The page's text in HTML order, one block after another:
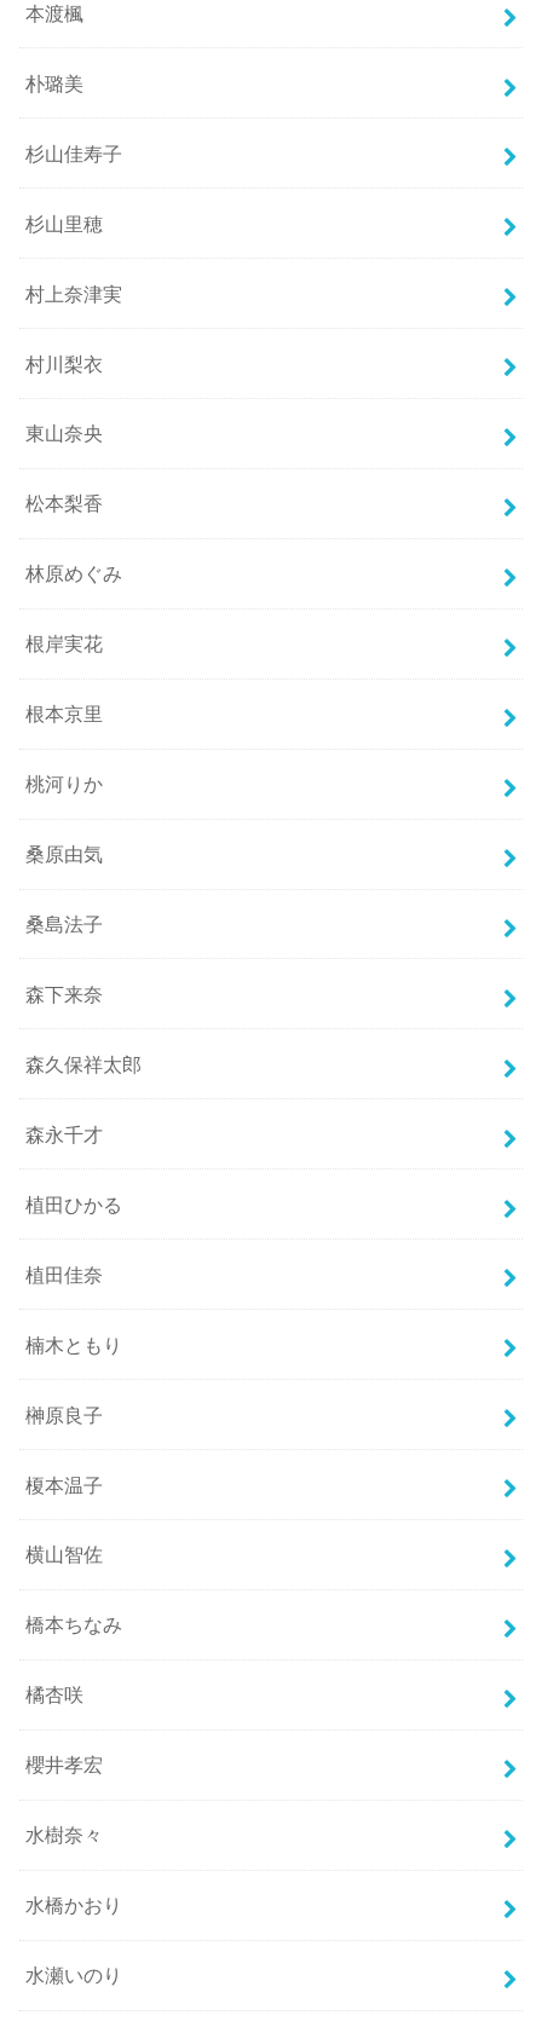
本渡楓
朴璐美
杉山佳寿子
杉山里穂
村上奈津実
村川梨衣
東山奈央
松本梨香
林原めぐみ
根岸実花
根本京里
桃河りか
桑原由気
桑島法子
森下来奈
森久保祥太郎
森永千才
植田ひかる
植田佳奈
楠木ともり
榊原良子
榎本温子
横山智佐
橋本ちなみ
橘杏咲
櫻井孝宏
水樹奈々
水橋かおり
水瀬いのり